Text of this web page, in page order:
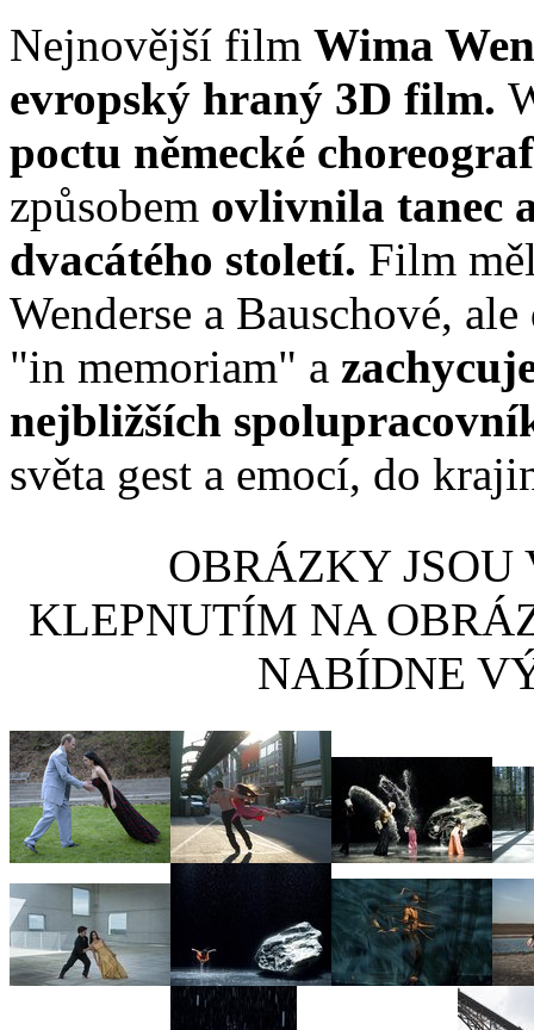
Nejnovější film Wima
evropský hraný 3D film.
poctu německé
způsobem ovlivnila tanec
dvacátého století. Film
Wenderse a Bauschové,
"in memoriam" a
nejbližších
světa gest a emocí, do
OBRÁZKY
KLEPNUTÍM NA
NABÍDNE